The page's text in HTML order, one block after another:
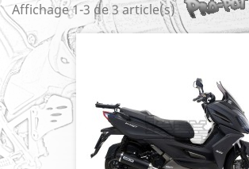
Affichage 1-3 de 3 article(s)